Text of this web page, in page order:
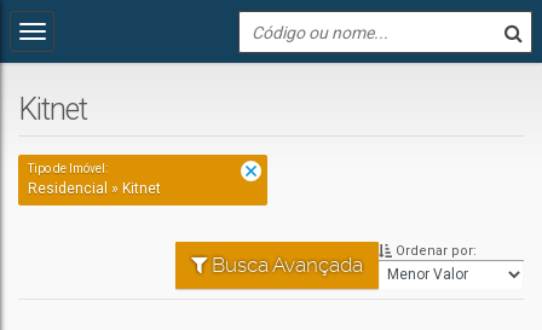
Kitnet
Tipo de Imóvel:
Residencial » Kitnet
Busca Avançada
Ordenar por: